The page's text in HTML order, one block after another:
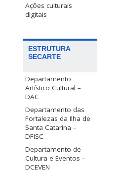
Ações culturais
digitais
ESTRUTURA
SECARTE
Departamento
Artístico Cultural –
DAC
Departamento das
Fortalezas da Ilha de
Santa Catarina –
DFISC
Departamento de
Cultura e Eventos –
DCEVEN